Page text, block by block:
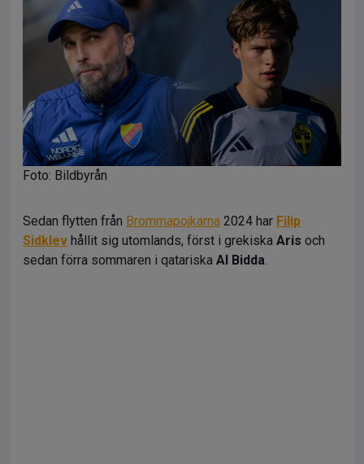
Foto: Bildbyrån
Sedan flytten från Brommapojkarna 2024 har Filip
Sidklev hållit sig utomlands, först i grekiska Aris och
sedan förra sommaren i qatariska Al Bidda.